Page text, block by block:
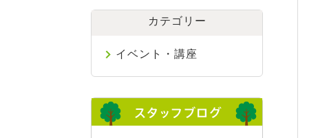
カテゴリー
イベント・講座